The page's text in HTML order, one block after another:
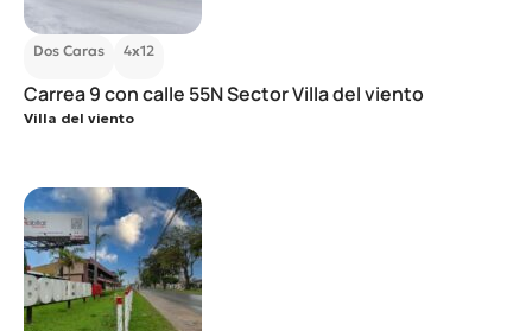
Dos Caras 4x12
Carrea 9 con calle 55N Sector Villa del viento
Villa del viento